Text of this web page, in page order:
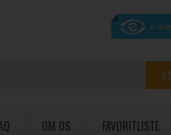
OM OS FAVORITLISTE